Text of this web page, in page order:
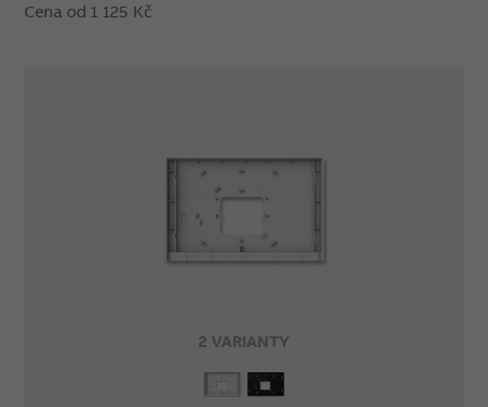
Cena od 1 125 Kč
2 VARIANTY